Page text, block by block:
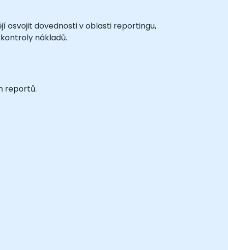
osvojit dovednosti v oblasti reportingu,
nákladů.
reportů.